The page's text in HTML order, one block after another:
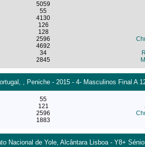
5059
55
4130
126
128
2596
4692
34
2845
, Peniche - 2015 - 4- Masculinos Final A
55
121
2596
1883
Nacional de Yole, Alcântara Lisboa - Y8+